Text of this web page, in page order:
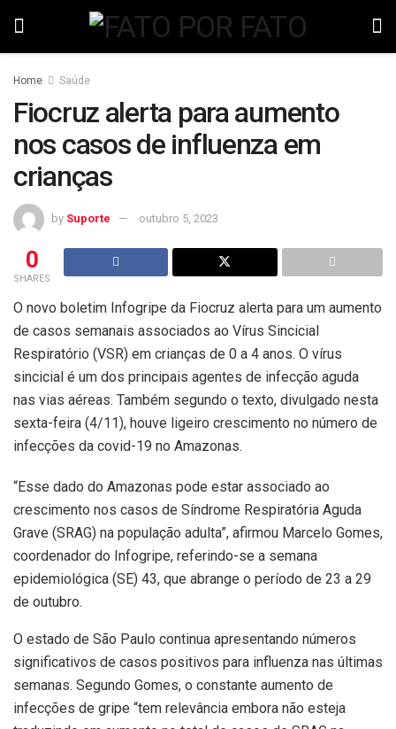
Home Saúde
Fiocruz alerta para aumento
nos casos de influenza em
crianças
by Suporte outubro 5, 2023
0
SHARES
O novo boletim Infogripe da Fiocruz alerta para um aumento
de casos semanais associados ao Vírus Sincicial
Respiratório (VSR) em crianças de 0 a 4 anos. O vírus
sincicial é um dos principais agentes de infecção aguda
nas vias aéreas. Também segundo o texto, divulgado nesta
sexta-feira (4/11), houve ligeiro crescimento no número de
infecções da covid-19 no Amazonas.
“Esse dado do Amazonas pode estar associado ao
crescimento nos casos de Síndrome Respiratória Aguda
Grave (SRAG) na população adulta”, afirmou Marcelo Gomes,
coordenador do Infogripe, referindo-se a semana
epidemiológica (SE) 43, que abrange o período de 23 a 29
de outubro.
O estado de São Paulo continua apresentando números
significativos de casos positivos para influenza nas últimas
semanas. Segundo Gomes, o constante aumento de
infecções de gripe “tem relevância embora não esteja